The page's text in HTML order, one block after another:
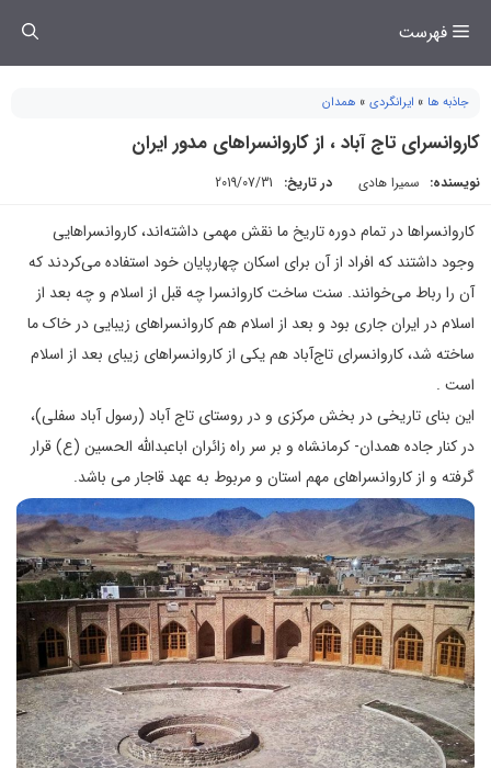
فهرست
جاذبه ها » ایرانگردی » همدان
کاروانسرای تاج آباد ، از کاروانسراهای مدور ایران
نویسنده: سمیرا هادی در تاریخ: 2019/07/31
کاروانسراها در تمام دوره تاریخ ما نقش مهمی داشته‌اند، کاروانسراهایی
وجود داشتند که افراد از آن برای اسکان چهارپایان خود استفاده می‌کردند که
آن را رباط می‌خوانند. سنت ساخت کاروانسرا چه قبل از اسلام و چه بعد از
اسلام در ایران جاری بود و بعد از اسلام هم کاروانسراهای زیبایی در خاک ما
ساخته شد، کاروانسرای تاج‌آباد هم یکی از کاروانسراهای زیبای بعد از اسلام
است .
این بنای تاریخی در بخش مرکزی و در روستای تاج آباد (رسول آباد سفلی)،
در کنار جاده همدان- کرمانشاه و بر سر راه زائران اباعبدالله الحسین (ع) قرار
گرفته و از کاروانسراهای مهم استان و مربوط به عهد قاجار می باشد.